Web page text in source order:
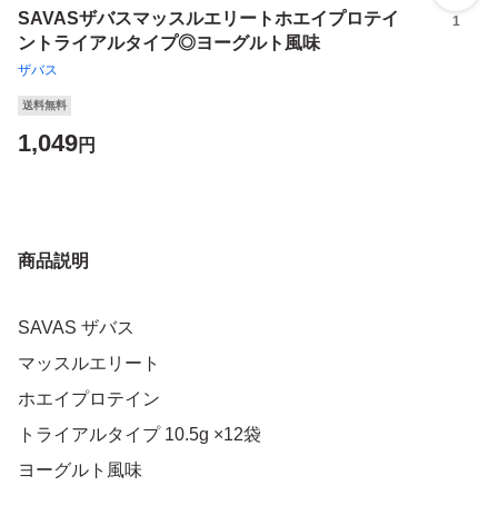
SAVASザバスマッスルエリートホエイプロテイ
ントライアルタイプ◎ヨーグルト風味
ザバス
1
送料無料
1,049円
商品説明
SAVAS ザバス
マッスルエリート
ホエイプロテイン
トライアルタイプ 10.5g ×12袋
ヨーグルト風味